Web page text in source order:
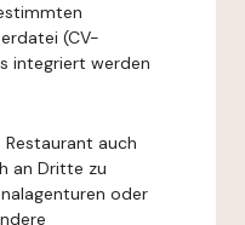
(CV-
integriert werden
Restaurant auch
an Dritte zu
oder